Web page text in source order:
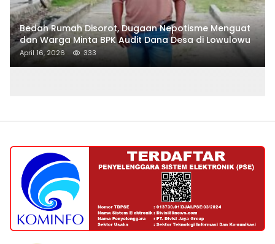
Bedah Rumah Disorot, Dugaan Nepotisme Menguat
dan Warga Minta BPK Audit Dana Desa di Lowulowu
April 16, 2026 333